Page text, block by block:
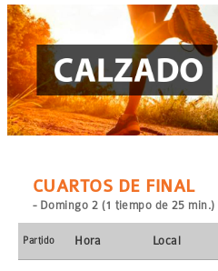
CUARTOS DE FINAL
- Domingo 2 (1 tiempo de 25 min.)
Partido Hora Local